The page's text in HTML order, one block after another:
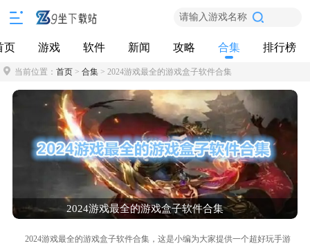
请输入游戏名称
页 游戏 软件 新闻 攻略 合集 排行榜
当前位置： 首页 > 合集 > 2024游戏最全的游戏盒子软件合集
2024游戏最全的游戏盒子软件合集
2024游戏最全的游戏盒子软件合集，这是小编为大家提供一个超好玩手游